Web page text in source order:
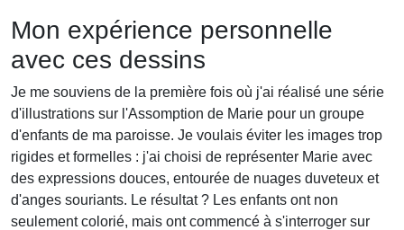
Mon expérience personnelle
avec ces dessins
Je me souviens de la première fois où j'ai réalisé une série
d'illustrations sur l'Assomption de Marie pour un groupe
d'enfants de ma paroisse. Je voulais éviter les images trop
rigides et formelles : j'ai choisi de représenter Marie avec
des expressions douces, entourée de nuages duveteux et
d'anges souriants. Le résultat ? Les enfants ont non
seulement colorié, mais ont commencé à s'interroger sur